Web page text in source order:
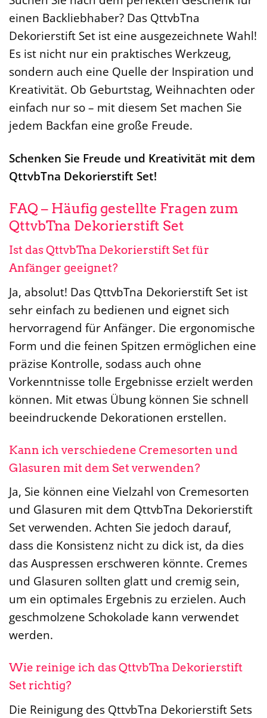
einen Backliebhaber? Das QttvbTna
Dekorierstift Set ist eine ausgezeichnete Wahl!
Es ist nicht nur ein praktisches Werkzeug,
sondern auch eine Quelle der Inspiration und
Kreativität. Ob Geburtstag, Weihnachten oder
einfach nur so – mit diesem Set machen Sie
jedem Backfan eine große Freude.
Schenken Sie Freude und Kreativität mit dem
QttvbTna Dekorierstift Set!
FAQ – Häufig gestellte Fragen zum
QttvbTna Dekorierstift Set
Ist das QttvbTna Dekorierstift Set für
Anfänger geeignet?
Ja, absolut! Das QttvbTna Dekorierstift Set ist
sehr einfach zu bedienen und eignet sich
hervorragend für Anfänger. Die ergonomische
Form und die feinen Spitzen ermöglichen eine
präzise Kontrolle, sodass auch ohne
Vorkenntnisse tolle Ergebnisse erzielt werden
können. Mit etwas Übung können Sie schnell
beeindruckende Dekorationen erstellen.
Kann ich verschiedene Cremesorten und
Glasuren mit dem Set verwenden?
Ja, Sie können eine Vielzahl von Cremesorten
und Glasuren mit dem QttvbTna Dekorierstift
Set verwenden. Achten Sie jedoch darauf,
dass die Konsistenz nicht zu dick ist, da dies
das Auspressen erschweren könnte. Cremes
und Glasuren sollten glatt und cremig sein,
um ein optimales Ergebnis zu erzielen. Auch
geschmolzene Schokolade kann verwendet
werden.
Wie reinige ich das QttvbTna Dekorierstift
Set richtig?
Die Reinigung des QttvbTna Dekorierstift Sets